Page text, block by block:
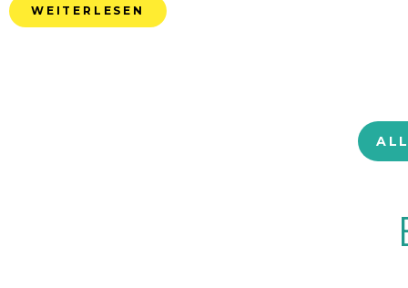
WEITERLESEN